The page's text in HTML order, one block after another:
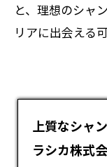
と、理想のシャ
リアに出会える
上質なシャ
ラシカ株式